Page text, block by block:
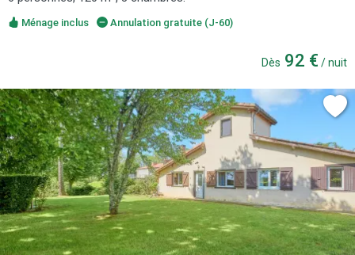
Ménage inclus Annulation gratuite (J-60)
Dès 92 € / nuit